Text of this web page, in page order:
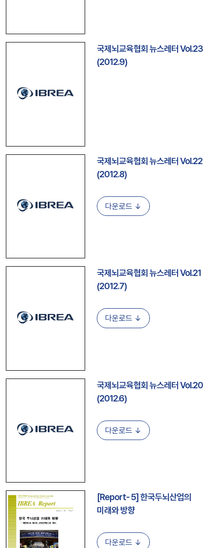
국제뇌교육협회 뉴스레터 Vol.23
(2012.9)
국제뇌교육협회 뉴스레터 Vol.22
(2012.8)
다운로드 ↓
국제뇌교육협회 뉴스레터 Vol.21
(2012.7)
다운로드 ↓
국제뇌교육협회 뉴스레터 Vol.20
(2012.6)
다운로드 ↓
[Report- 5] 한국두뇌산업의
미래와 방향
다운로드 ↓